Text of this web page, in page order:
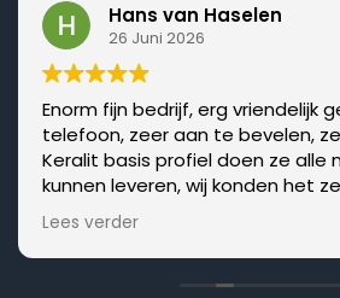
Hans van Haselen
26 Juni 2026
Enorm fijn bedrijf, erg vriendelijk
telefoon, zeer aan te bevelen,
Keralit basis profiel doen ze alle
kunnen leveren, wij konden het
magazijn waar ze het, zoals
roldeur hadden gelegd! HULDE
konden we doorwerken zonder
Lees verder